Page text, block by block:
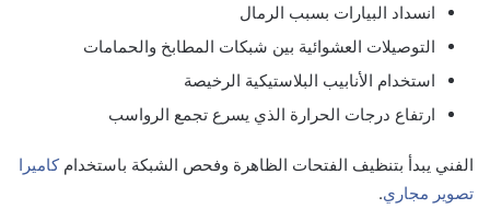
انسداد البيارات بسبب الرمال
التوصيلات العشوائية بين شبكات المطابخ والحمامات
استخدام الأنابيب البلاستيكية الرخيصة
ارتفاع درجات الحرارة الذي يسرع تجمع الرواسب
الفني يبدأ بتنظيف الفتحات الظاهرة وفحص الشبكة باستخدامكاميرا
تصوير مجاري.